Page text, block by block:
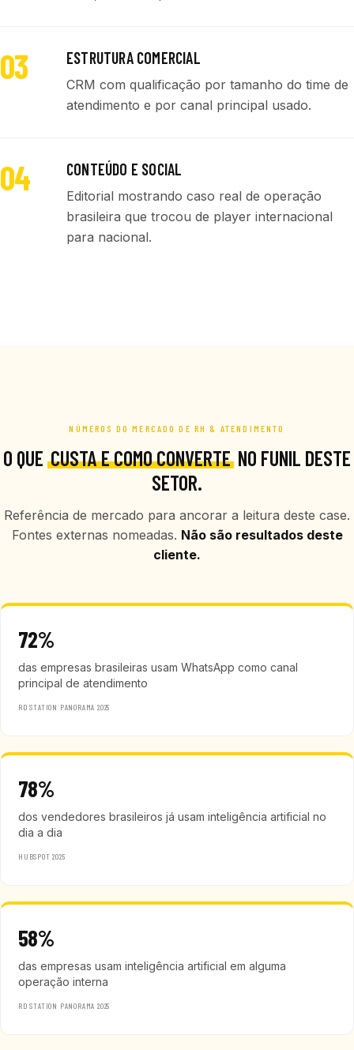
03 ESTRUTURA COMERCIAL
CRM com qualificação por tamanho do time de
atendimento e por canal principal usado.
04 CONTEÚDO E SOCIAL
Editorial mostrando caso real de operação
brasileira que trocou de player internacional
para nacional.
NÚMEROS DO MERCADO DE RH & ATENDIMENTO
O QUE CUSTA E COMO CONVERTE NO FUNIL DESTE
SETOR.
Referência de mercado para ancorar a leitura deste case.
Fontes externas nomeadas. Não são resultados deste
cliente.
72%
das empresas brasileiras usam WhatsApp como canal
principal de atendimento
RD STATION PANORAMA 2025
78%
dos vendedores brasileiros já usam inteligência artificial no
dia a dia
HUBSPOT 2025
58%
das empresas usam inteligência artificial em alguma
operação interna
RD STATION PANORAMA 2025